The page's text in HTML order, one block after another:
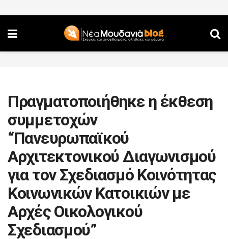
Πραγματοποιήθηκε η έκθεση
συμμετοχών
“Πανευρωπαϊκού
Αρχιτεκτονικού Διαγωνισμού
για τον Σχεδιασμό Κοινότητας
Κοινωνικών Κατοικιών με
Αρχές Οικολογικού
Σχεδιασμού”